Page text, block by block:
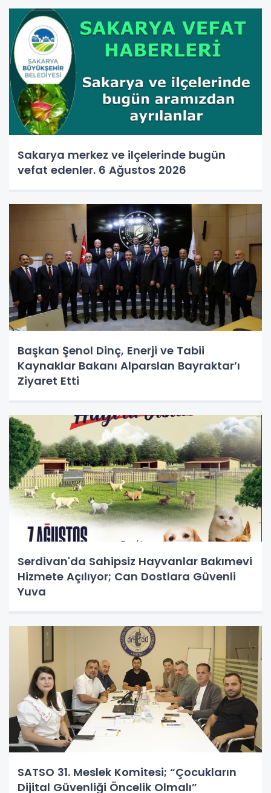
Sakarya merkez ve ilçelerinde bugün
vefat edenler. 6 Ağustos 2026
Başkan Şenol Dinç, Enerji ve Tabii
Kaynaklar Bakanı Alparslan Bayraktar’ı
Ziyaret Etti
Serdivan'da Sahipsiz Hayvanlar Bakımevi
Hizmete Açılıyor; Can Dostlara Güvenli
Yuva
SATSO 31. Meslek Komitesi; “Çocukların
Dijital Güvenliği Öncelik Olmalı”